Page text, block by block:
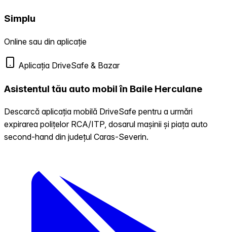
Simplu
Online sau din aplicație
Aplicația DriveSafe & Bazar
Asistentul tău auto mobil în Baile Herculane
Descarcă aplicația mobilă DriveSafe pentru a urmări
expirarea polițelor RCA/ITP, dosarul mașinii și piața auto
second-hand din județul Caras-Severin.